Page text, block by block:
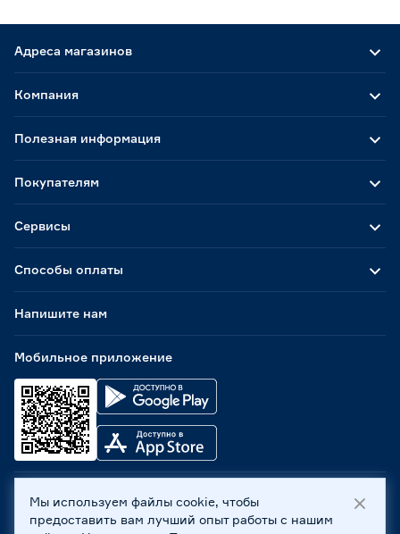
Адреса магазинов
Способы оплаты
Мобильное приложение
Компания
Полезная информация
Покупателям
Сервисы
Напишите нам
ООО «Бауцентр Рус» 2004 -2026, 236029, г. Калининград,
ул. А.Невского, 205. ИНН 7702596813, КПП 390601001 ©
Мы используем файлы cookie, чтобы
предоставить вам лучший опыт работы с нашим